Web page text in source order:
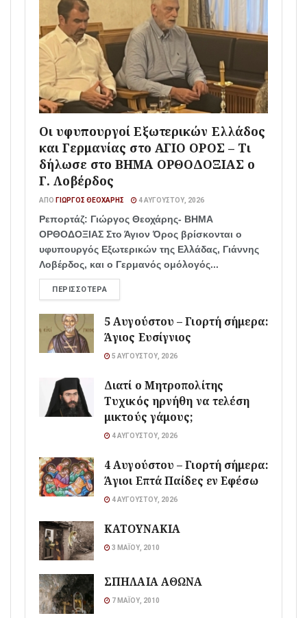
Οι υφυπουργοί Εξωτερικών Ελλάδος
και Γερμανίας στο ΑΓΙΟ ΟΡΟΣ – Τι
δήλωσε στο ΒΗΜΑ ΟΡΘΟΔΟΞΙΑΣ ο
Γ. Λοβέρδος
ΑΠΌ ΓΙΏΡΓΟΣ ΘΕΟΧΆΡΗΣ 4 ΑΥΓΟΎΣΤΟΥ, 2026
Ρεπορτάζ: Γιώργος Θεοχάρης- ΒΗΜΑ
ΟΡΘΟΔΟΞΙΑΣ Στο Άγιον Όρος βρίσκονται ο
υφυπουργός Εξωτερικών της Ελλάδας, Γιάννης
Λοβέρδος, και ο Γερμανός ομόλογός...
ΠΕΡΙΣΣΌΤΕΡΑ
5 Αυγούστου – Γιορτή σήμερα:
Άγιος Ευσίγνιος
5 ΑΥΓΟΎΣΤΟΥ, 2026
Διατί ο Μητροπολίτης
Τυχικός ηρνήθη να τελέση
μικτούς γάμους;
4 ΑΥΓΟΎΣΤΟΥ, 2026
4 Αυγούστου – Γιορτή σήμερα:
Άγιοι Επτά Παίδες εν Εφέσω
4 ΑΥΓΟΎΣΤΟΥ, 2026
ΚΑΤΟΥΝΑΚΙΑ
3 ΜΑΪ́ΟΥ, 2010
ΣΠΗΛΑΙΑ ΑΘΩΝΑ
7 ΜΑΪ́ΟΥ, 2010